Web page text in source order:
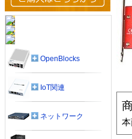
OpenBlocks
IoT関連
ネットワーク